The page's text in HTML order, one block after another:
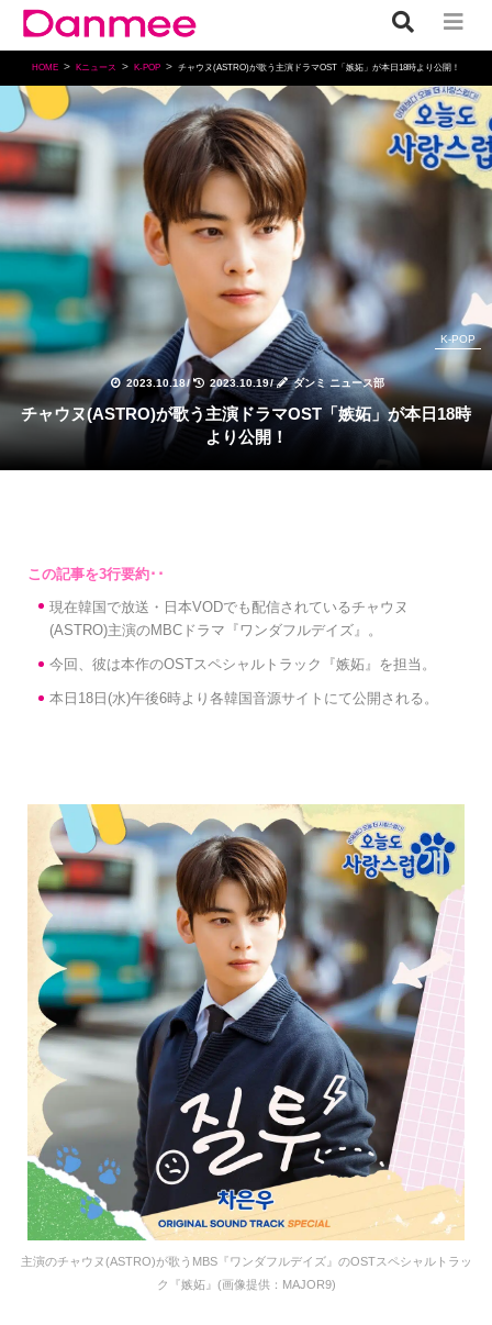
HOME Kニュース K-POP チャウヌ(ASTRO)が歌う主演ドラマOST「嫉妬」が本日18時より公開！
2023.10.18/ 2023.10.19/ ダンミ ニュース部
K-POP
チャウヌ(ASTRO)が歌う主演ドラマOST「嫉妬」が本日18時
より公開！
現在韓国で放送・日本VODでも配信されているチャウヌ
(ASTRO)主演のMBCドラマ『ワンダフルデイズ』。
今回、彼は本作のOSTスペシャルトラック『嫉妬』を担当。
本日18日(水)午後6時より各韓国音源サイトにて公開される。
主演のチャウヌ(ASTRO)が歌うMBS『ワンダフルデイズ』のOSTスペシャルトラッ
ク『嫉妬』(画像提供：MAJOR9)